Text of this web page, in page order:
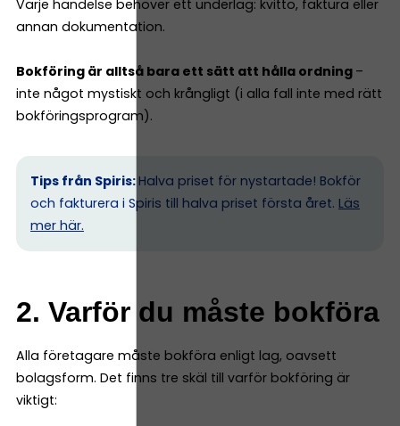
Varje händelse behöver ett underlag: kvitto, faktura eller
annan dokumentation.
Bokföring är alltså bara ett sätt att hålla ordning –
inte något mystiskt och krångligt (i alla fall inte med rätt
bokföringsprogram).
Tips från Spiris: Halva priset för nystartade! Bokför
och fakturera i Spiris till halva priset första året. Läs
mer här.
2. Varför du måste bokföra
Alla företagare måste bokföra enligt lag, oavsett
bolagsform. Det finns tre skäl till varför bokföring är
viktigt: